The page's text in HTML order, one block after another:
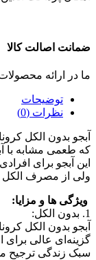
ضمانت اصالت کالا
ما در ارائه
توضیحات
نظرات (0)
آبجو بدون الکل
که طعمی مشابه با
این آبجو برای
ولی از مصرف الکل
ویژگی‌ ها و مزایا:
1. بدون الکل:
آبجو بدون الکل
گزینه‌ای عالی برای
سبک زندگی ترجیح